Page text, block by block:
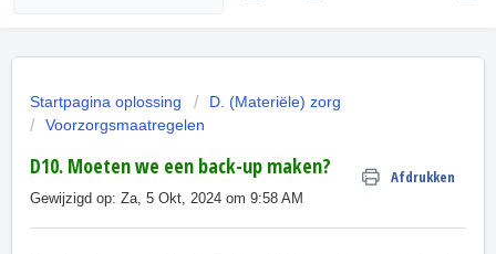
Startpagina oplossing
D. (Materiële) zorg
Voorzorgsmaatregelen
D10. Moeten we een back-up maken? Afdrukken
Gewijzigd op: Za, 5 Okt, 2024 om 9:58 AM